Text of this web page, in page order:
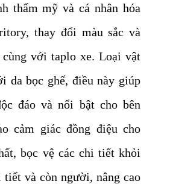
thẩm mỹ và cá nhân hóa
thay đổi màu sắc và
cùng với taplo xe. Loại vật
da bọc ghế, điều này giúp
đáo và nổi bật cho bên
cảm giác đồng điệu cho
bọc vệ các chi tiết khỏi
tiết và còn người, nâng cao